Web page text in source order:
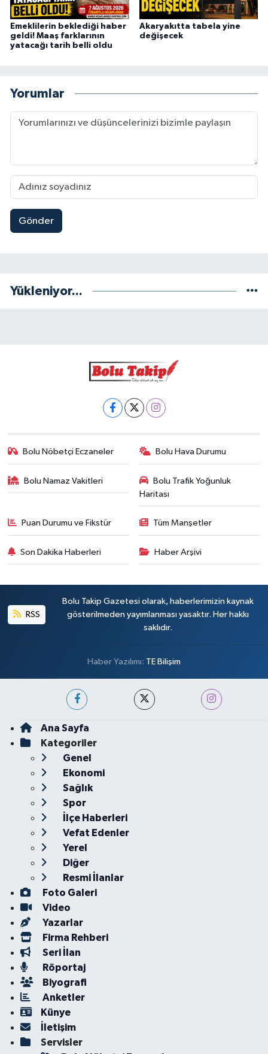
Emeklilerin beklediği haber
geldi! Maaş farklarının
yatacağı tarih belli oldu
Akaryakıtta tabela yine
değişecek
Yorumlar
Gönder
Yükleniyor...
Bolu Nöbetçi Eczaneler Bolu Hava Durumu
Bolu Namaz Vakitleri
Bolu Trafik Yoğunluk
Haritası
Puan Durumu ve Fikstür Tüm Manşetler
Son Dakika Haberleri Haber Arşivi
RSS
Bolu Takip Gazetesi olarak, haberlerimizin kaynak
gösterilmeden yayımlanması yasaktır. Her hakkı
saklıdır.
Haber Yazılımı: TE Bilişim
Ana Sayfa
Kategoriler
Genel
Ekonomi
Sağlık
Spor
İlçe Haberleri
Vefat Edenler
Yerel
Diğer
Resmi İlanlar
Foto Galeri
Video
Yazarlar
Firma Rehberi
Seri İlan
Röportaj
Biyografi
Anketler
Künye
İletişim
Servisler